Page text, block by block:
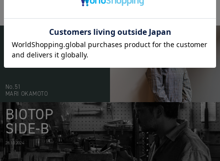
BIOTOP
PEOPLE
No.51
MARI OKAMOTO
BIOTOP
SIDE-B
28.10.2024